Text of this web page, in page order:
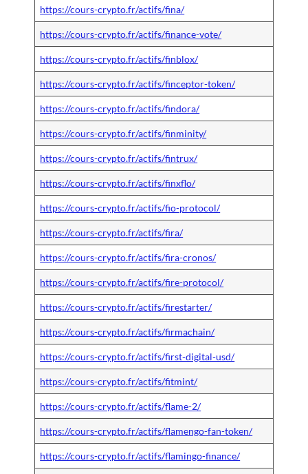
https://cours-crypto.fr/actifs/fina/
https://cours-crypto.fr/actifs/finance-vote/
https://cours-crypto.fr/actifs/finblox/
https://cours-crypto.fr/actifs/finceptor-token/
https://cours-crypto.fr/actifs/findora/
https://cours-crypto.fr/actifs/finminity/
https://cours-crypto.fr/actifs/fintrux/
https://cours-crypto.fr/actifs/finxflo/
https://cours-crypto.fr/actifs/fio-protocol/
https://cours-crypto.fr/actifs/fira/
https://cours-crypto.fr/actifs/fira-cronos/
https://cours-crypto.fr/actifs/fire-protocol/
https://cours-crypto.fr/actifs/firestarter/
https://cours-crypto.fr/actifs/firmachain/
https://cours-crypto.fr/actifs/first-digital-usd/
https://cours-crypto.fr/actifs/fitmint/
https://cours-crypto.fr/actifs/flame-2/
https://cours-crypto.fr/actifs/flamengo-fan-token/
https://cours-crypto.fr/actifs/flamingo-finance/